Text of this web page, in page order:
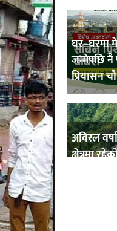
घर–घरमा
जन्मेपछि नै
प्रियासन
अविरल
क्षेत्रमा